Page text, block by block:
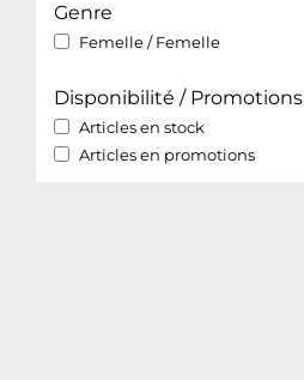
Genre
Femelle / Femelle
Disponibilité / Promotions
Articles en stock
Articles en promotions